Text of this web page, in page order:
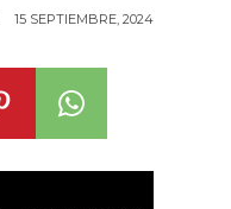
15 SEPTIEMBRE, 2024